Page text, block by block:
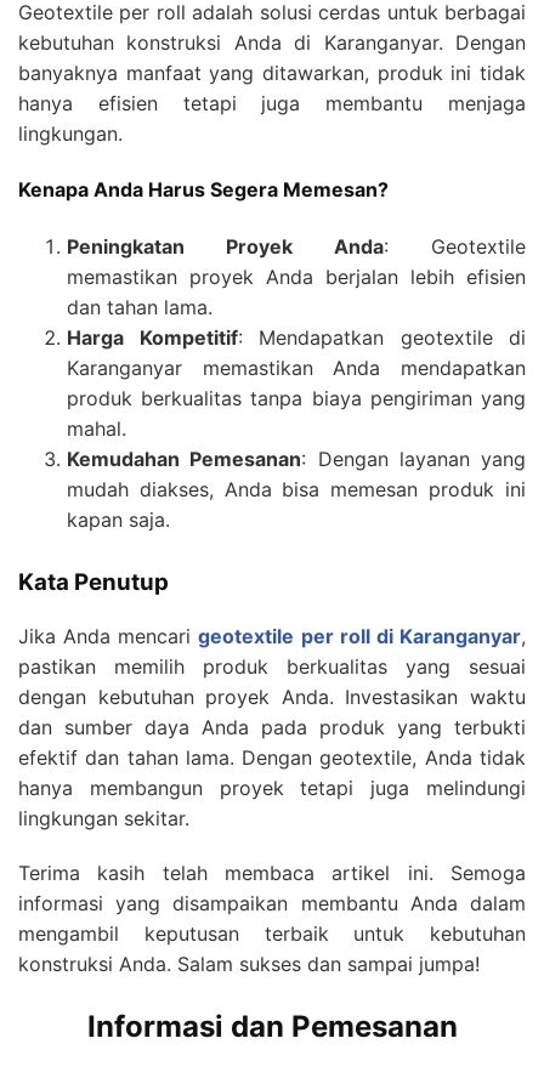
Geotextile per roll adalah solusi cerdas untuk berbagai
kebutuhan konstruksi Anda di Karanganyar. Dengan
banyaknya manfaat yang ditawarkan, produk ini tidak
hanya efisien tetapi juga membantu menjaga
lingkungan.
Kenapa Anda Harus Segera Memesan?
Peningkatan Proyek Anda: Geotextile
memastikan proyek Anda berjalan lebih efisien
dan tahan lama.
Harga Kompetitif: Mendapatkan geotextile di
Karanganyar memastikan Anda mendapatkan
produk berkualitas tanpa biaya pengiriman yang
mahal.
Kemudahan Pemesanan: Dengan layanan yang
mudah diakses, Anda bisa memesan produk ini
kapan saja.
Kata Penutup
Jika Anda mencarigeotextile per roll di Karanganyar,
pastikan memilih produk berkualitas yang sesuai
dengan kebutuhan proyek Anda. Investasikan waktu
dan sumber daya Anda pada produk yang terbukti
efektif dan tahan lama. Dengan geotextile, Anda tidak
hanya membangun proyek tetapi juga melindungi
lingkungan sekitar.
Terima kasih telah membaca artikel ini. Semoga
informasi yang disampaikan membantu Anda dalam
mengambil keputusan terbaik untuk kebutuhan
konstruksi Anda. Salam sukses dan sampai jumpa!
Informasi dan Pemesanan